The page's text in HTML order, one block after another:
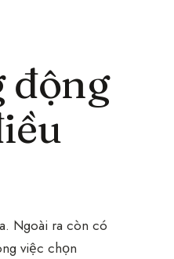
động
Ngoài ra còn có
việc chọn